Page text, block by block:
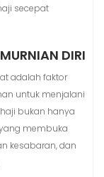
secepat
DIRI
adalah faktor
untuk menjalani
bukan hanya
membuka
kesabaran, dan